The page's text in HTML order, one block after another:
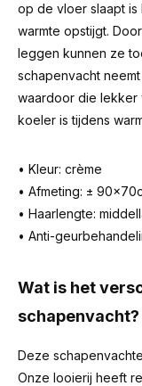
op de vloer slaapt is
warmte opstijgt.
leggen kunnen ze
schapenvacht
waardoor die lekker
koeler is tijdens
• Kleur: crème
• Afmeting: ±
• Haarlengte:
• Anti-
Wat is het
schapenvacht?
Deze
Onze looierij heeft